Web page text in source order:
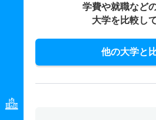
学費や就職など
大学を比較し
他の大学と